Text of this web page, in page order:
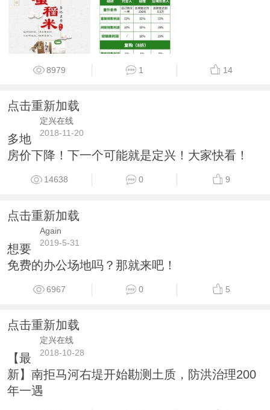
8979 1 14
点击重新加载
定兴在线
2018-11-20
多地
房价下降！下一个可能就是定兴！大家快看！
14638 0 9
点击重新加载
Again
2019-5-31
想要
免费的办公场地吗？那就来吧！
6967 0 5
点击重新加载
定兴在线
2018-10-28
【最
新】南拒马河右堤开始勘测土质，防洪治理200
年一遇